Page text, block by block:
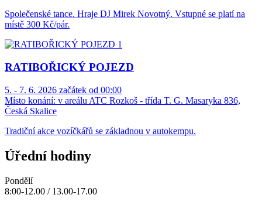
Společenské tance. Hraje DJ Mirek Novotný. Vstupné se platí na
místě 300 Kč/pár.
RATIBOŘICKÝ POJEZD
5. - 7. 6. 2026 začátek od 00:00
Místo konání: v areálu ATC Rozkoš - třída T. G. Masaryka 836,
Česká Skalice
Tradiční akce vozíčkářů se základnou v autokempu.
Úřední hodiny
Pondělí
8:00-12.00 / 13.00-17.00